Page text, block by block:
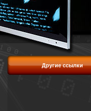
Другие ссылки